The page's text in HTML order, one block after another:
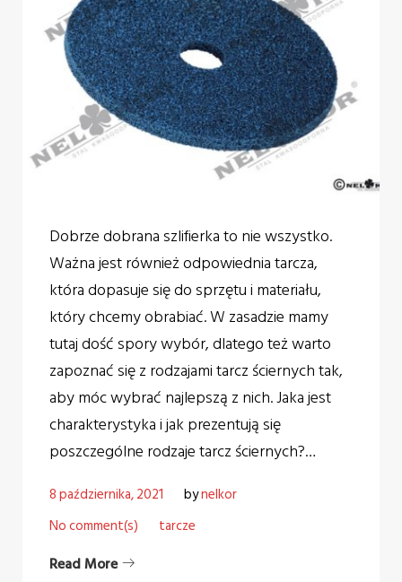
Dobrze dobrana szlifierka to nie wszystko.
Ważna jest również odpowiednia tarcza,
która dopasuje się do sprzętu i materiału,
który chcemy obrabiać. W zasadzie mamy
tutaj dość spory wybór, dlatego też warto
zapoznać się z rodzajami tarcz ściernych tak,
aby móc wybrać najlepszą z nich. Jaka jest
charakterystyka i jak prezentują się
poszczególne rodzaje tarcz ściernych?…
8 października, 2021 bynelkor
No comment(s)
tarcze
Read More